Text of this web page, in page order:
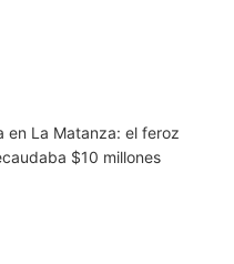
en La Matanza: el feroz
$10 millones